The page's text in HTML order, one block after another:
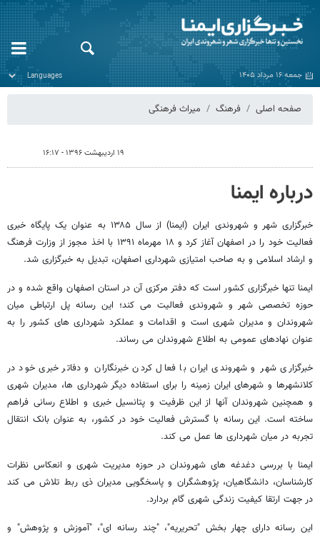
جمعه ۱۶ مرداد ۱۴۰۵
صفحه اصلی فرهنگ میراث فرهنگی
۱۹ اردیبهشت ۱۳۹۶ - ۱۶:۱۷
درباره ایمنا
خبرگزاری شهر و شهروندی ایران (ایمنا) از سال ۱۳۸۵ به عنوان یک پایگاه خبری
فعالیت خود را در اصفهان آغاز کرد و ۱۸ مهرماه ۱۳۹۱ با اخذ مجوز از وزارت فرهنگ
و ارشاد اسلامی و به صاحب امتیازی شهرداری اصفهان، تبدیل به خبرگزاری شد.
ایمنا تنها خبرگزاری کشور است که دفتر مرکزی آن در استان اصفهان واقع شده و در
حوزه تخصصی شهر و شهروندی فعالیت می کند؛ این رسانه پل ارتباطی میان
شهروندان و مدیران شهری است و اقدامات و عملکرد شهرداری های کشور را به
عنوان نهادهای عمومی به اطلاع شهروندان می رساند.
خبرگزاری شهر و شهروندی ایران با فعال کردن خبرنگاران و دفاتر خبری خود در
کلانشهرها و شهرهای ایران زمینه را برای استفاده دیگر شهرداری ها، مدیران شهری
و همچنین شهروندان آنها از این ظرفیت و پتانسیل خبری و اطلاع رسانی فراهم
ساخته است. این رسانه با گسترش فعالیت خود در کشور، به عنوان بانک انتقال
تجربه در میان شهرداری ها عمل می کند.
ایمنا با بررسی دغدغه های شهروندان در حوزه مدیریت شهری و انعکاس نظرات
کارشناسان، دانشگاهیان، پژوهشگران و پاسخگویی مدیران ذی ربط تلاش می کند
در جهت ارتقا کیفیت زندگی شهری گام بردارد.
این رسانه دارای چهار بخش "تحریریه"، "چند رسانه ای"، "آموزش و پژوهش" و